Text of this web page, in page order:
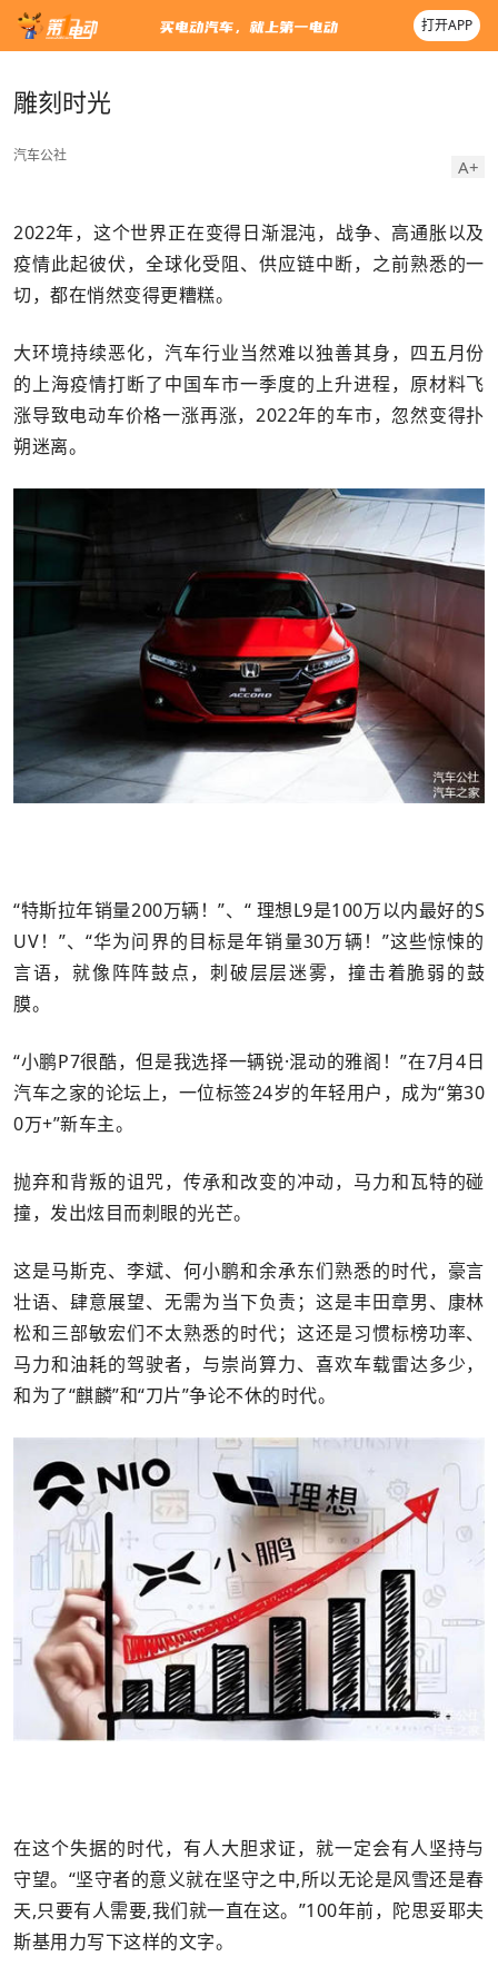
打开APP
雕刻时光
汽车公社
A+
2022年，这个世界正在变得日渐混沌，战争、高通胀以及
疫情此起彼伏，全球化受阻、供应链中断，之前熟悉的一
切，都在悄然变得更糟糕。
大环境持续恶化，汽车行业当然难以独善其身，四五月份
的上海疫情打断了中国车市一季度的上升进程，原材料飞
涨导致电动车价格一涨再涨，2022年的车市，忽然变得扑
朔迷离。
“特斯拉年销量200万辆！”、“ 理想L9是100万以内最好的S
UV！”、“华为问界的目标是年销量30万辆！”这些惊悚的
言语，就像阵阵鼓点，刺破层层迷雾，撞击着脆弱的鼓
膜。
“小鹏P7很酷，但是我选择一辆锐·混动的雅阁！”在7月4日
汽车之家的论坛上，一位标签24岁的年轻用户，成为“第30
0万+”新车主。
抛弃和背叛的诅咒，传承和改变的冲动，马力和瓦特的碰
撞，发出炫目而刺眼的光芒。
这是马斯克、李斌、何小鹏和余承东们熟悉的时代，豪言
壮语、肆意展望、无需为当下负责；这是丰田章男、康林
松和三部敏宏们不太熟悉的时代；这还是习惯标榜功率、
马力和油耗的驾驶者，与崇尚算力、喜欢车载雷达多少，
和为了“麒麟”和“刀片”争论不休的时代。
在这个失据的时代，有人大胆求证，就一定会有人坚持与
守望。“坚守者的意义就在坚守之中,所以无论是风雪还是春
天,只要有人需要,我们就一直在这。”100年前，陀思妥耶夫
斯基用力写下这样的文字。